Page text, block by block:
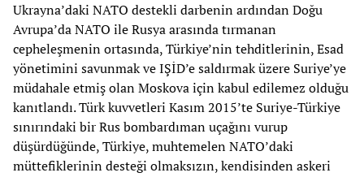
Ukrayna’daki NATO destekli darbenin ardından Doğu
Avrupa’da NATO ile Rusya arasında tırmanan
cepheleşmenin ortasında, Türkiye’nin tehditlerinin, Esad
yönetimini savunmak ve IŞİD’e saldırmak üzere Suriye’ye
müdahale etmiş olan Moskova için kabul edilemez olduğu
kanıtlandı. Türk kuvvetleri Kasım 2015’te Suriye-Türkiye
sınırındaki bir Rus bombardıman uçağını vurup
düşürdüğünde, Türkiye, muhtemelen NATO’daki
müttefiklerinin desteği olmaksızın, kendisinden askeri